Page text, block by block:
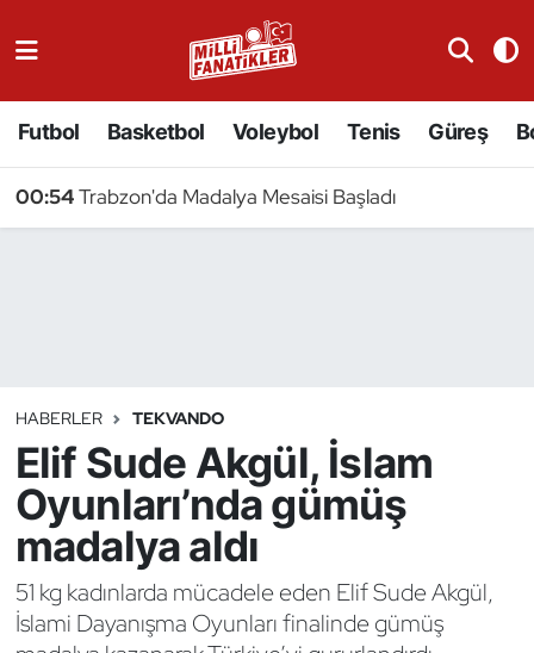
Futbol Basketbol Voleybol Tenis Güreş
00:54Trabzon'da Madalya Mesaisi Başladı
HABERLER TEKVANDO
Elif Sude Akgül, İslam
Oyunları’nda gümüş
madalya aldı
51 kg kadınlarda mücadele eden Elif Sude Akgül,
İslami Dayanışma Oyunları finalinde gümüş
Badminton
Binicilik
Bisiklet
Bocce Bowling Dart
Boks